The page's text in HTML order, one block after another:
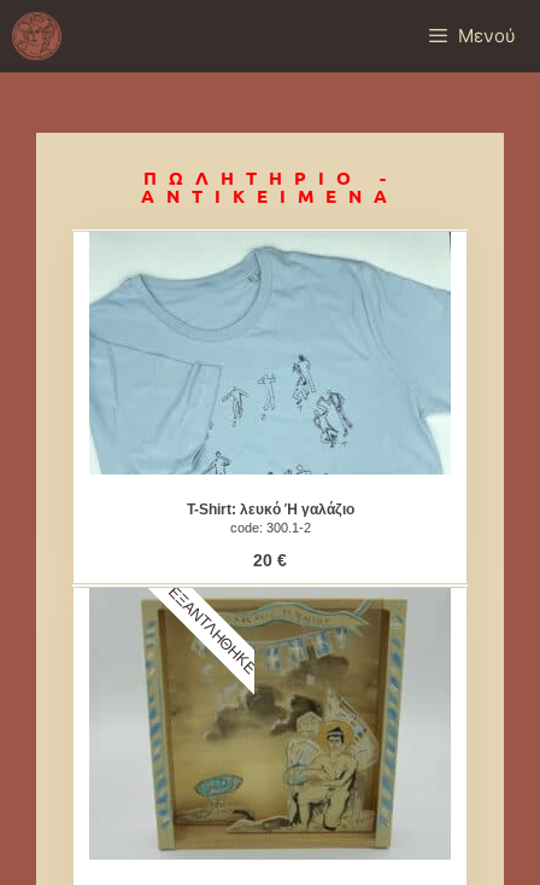
Μενού
ΠΩΛΗΤΗΡΙΟ -
ΑΝΤΙΚΕΙΜΕΝΑ
T-Shirt: λευκό Ή γαλάζιο
code: 300.1-2
20 €
ΕΞΑΝΤΛΗΘΗΚΕ